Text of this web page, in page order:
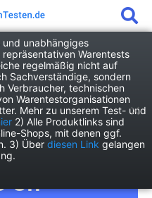
Hifi
2026 • Die
on
und unabhängiges
Warentests
regelmäßig nicht auf
Sachverständige, sondern
Verbraucher, technischen
Warentestorganisationen
Mehr zu unserem Test- und
2) Alle Produktlinks sind
Shops, mit denen ggf.
3) Über diesen Link gelangen